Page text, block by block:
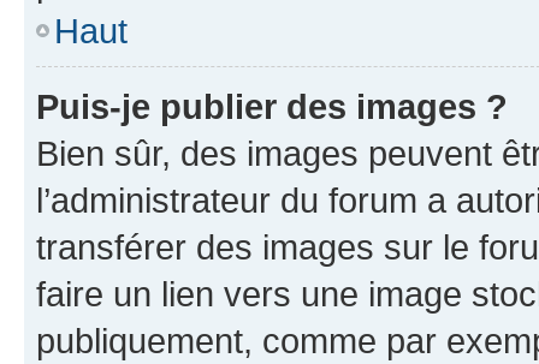
Haut
Puis-je publier des images ?
Bien sûr, des images peuvent
l’administrateur du forum a
transférer des images sur le
faire un lien vers une image
publiquement, comme par